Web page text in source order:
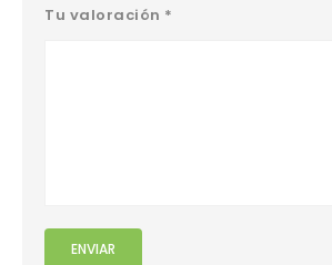
Tu valoración *